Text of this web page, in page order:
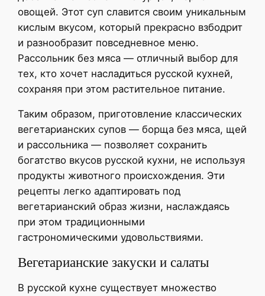
овощей. Этот суп славится своим уникальным
кислым вкусом, который прекрасно взбодрит
и разнообразит повседневное меню.
Рассольник без мяса — отличный выбор для
тех, кто хочет насладиться русской кухней,
сохраняя при этом растительное питание.
Таким образом, приготовление классических
вегетарианских супов — борща без мяса, щей
и рассольника — позволяет сохранить
богатство вкусов русской кухни, не используя
продукты животного происхождения. Эти
рецепты легко адаптировать под
вегетарианский образ жизни, наслаждаясь
при этом традиционными
гастрономическими удовольствиями.
Вегетарианские закуски и салаты
В русской кухне существует множество